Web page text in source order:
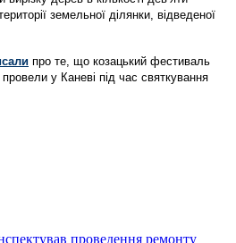
земельної ділянки, відведеної
про те, що козацький фестиваль
у Каневі під час святкування
проведення ремонту